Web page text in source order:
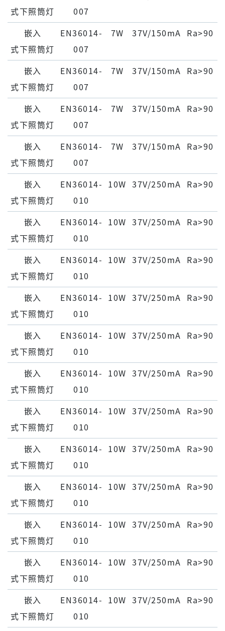
式下照筒灯
007
嵌⼊
式下照筒灯
EN36014-
007
7W 37V/150mA Ra>90
嵌⼊
式下照筒灯
EN36014-
007
7W 37V/150mA Ra>90
嵌⼊
式下照筒灯
EN36014-
007
7W 37V/150mA Ra>90
嵌⼊
式下照筒灯
EN36014-
007
7W 37V/150mA Ra>90
嵌⼊
式下照筒灯
EN36014-
010
10W 37V/250mA Ra>90
嵌⼊
式下照筒灯
EN36014-
010
10W 37V/250mA Ra>90
嵌⼊
式下照筒灯
EN36014-
010
10W 37V/250mA Ra>90
嵌⼊
式下照筒灯
EN36014-
010
10W 37V/250mA Ra>90
嵌⼊
式下照筒灯
EN36014-
010
10W 37V/250mA Ra>90
嵌⼊
式下照筒灯
EN36014-
010
10W 37V/250mA Ra>90
嵌⼊
式下照筒灯
EN36014-
010
10W 37V/250mA Ra>90
嵌⼊
式下照筒灯
EN36014-
010
10W 37V/250mA Ra>90
嵌⼊
式下照筒灯
EN36014-
010
10W 37V/250mA Ra>90
嵌⼊
式下照筒灯
EN36014-
010
10W 37V/250mA Ra>90
嵌⼊
式下照筒灯
EN36014-
010
10W 37V/250mA Ra>90
嵌⼊
式下照筒灯
EN36014-
010
10W 37V/250mA Ra>90